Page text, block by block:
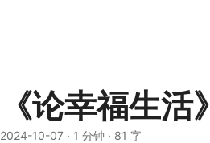
《论幸福生活》
2024-10-07 · 1 分钟 · 81 字